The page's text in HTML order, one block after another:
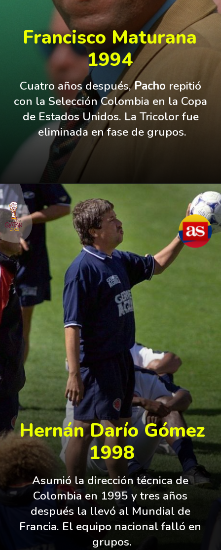
Cuatro años después, Pacho repitió
con la Selección Colombia en la Copa
de Estados Unidos. La Tricolor fue
eliminada en fase de grupos.
Francisco Maturana
1994
Asumió la dirección técnica de
Colombia en 1995 y tres años
después la llevó al Mundial de
Francia. El equipo nacional falló en
grupos.
Hernán Darío Gómez
1998